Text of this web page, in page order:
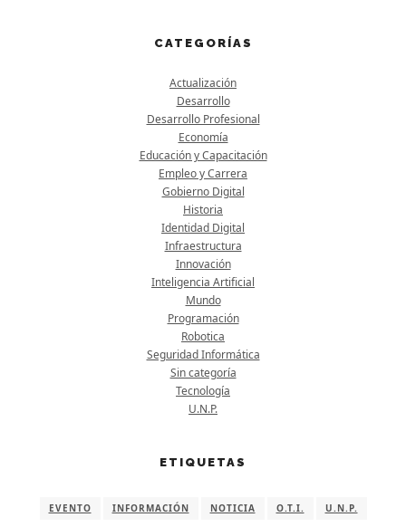
CATEGORÍAS
Actualización
Desarrollo
Desarrollo Profesional
Economía
Educación y Capacitación
Empleo y Carrera
Gobierno Digital
Historia
Identidad Digital
Infraestructura
Innovación
Inteligencia Artificial
Mundo
Programación
Robotica
Seguridad Informática
Sin categoría
Tecnología
U.N.P.
ETIQUETAS
EVENTO INFORMACIÓN NOTICIA O.T.I. U.N.P.